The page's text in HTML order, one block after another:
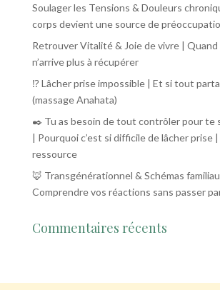
Soulager les Tensions & Douleurs
corps devient une source de
Retrouver Vitalité & Joie de vivre | Quand
n’arrive plus à récupérer
⁉️ Lâcher prise impossible | Et si tout
(massage Anahata)
✒️ Tu as besoin de tout contrôler pour te
| Pourquoi c’est si difficile de lâcher prise |
ressource
🦊 Transgénérationnel & Schémas
Comprendre vos réactions sans passer
Commentaires récents